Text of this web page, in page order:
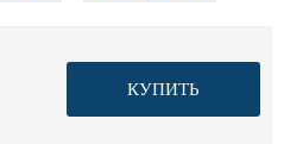
КУПИТЬ